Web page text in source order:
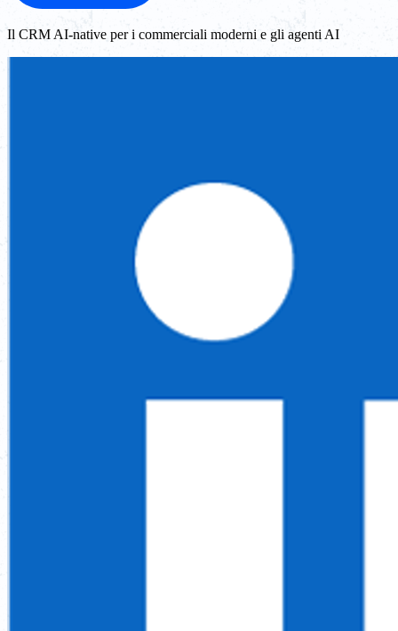
Il CRM AI-native per i commerciali moderni e gli agenti AI